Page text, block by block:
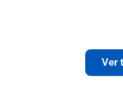
Ver